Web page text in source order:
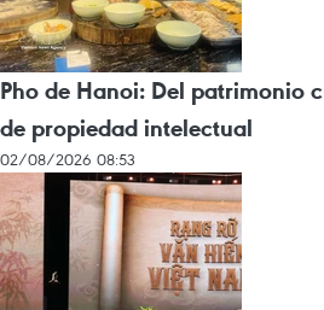
Pho de Hanoi: Del patrimonio
de propiedad intelectual
02/08/2026 08:53